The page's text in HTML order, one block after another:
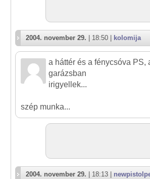
2004. november 29. | 18:50 | kolomija
a háttér és a fénycsóva PS,
garázsban
irigyellek...
szép munka...
2004. november 29. | 18:13 |